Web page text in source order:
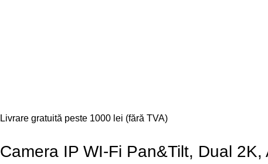
Livrare gratuită peste 1000 lei (fără TVA)
Camera IP WI-Fi Pan&Tilt, Dual